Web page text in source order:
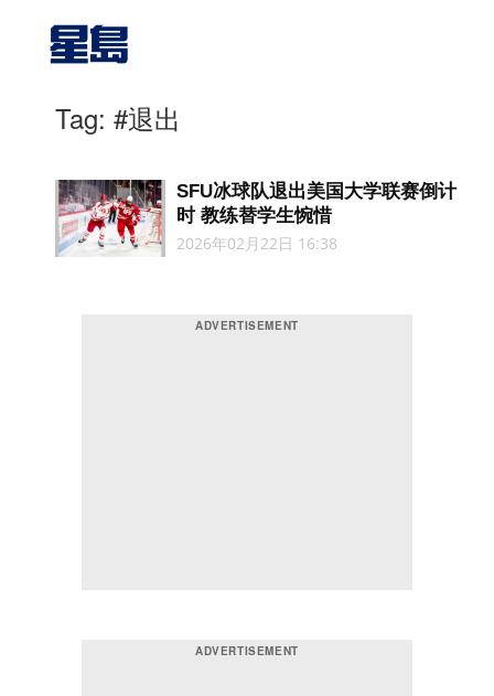
Tag: #退出
SFU冰球队退出美国大学联赛倒计
时 教练替学生惋惜
2026年02月22日 16:38